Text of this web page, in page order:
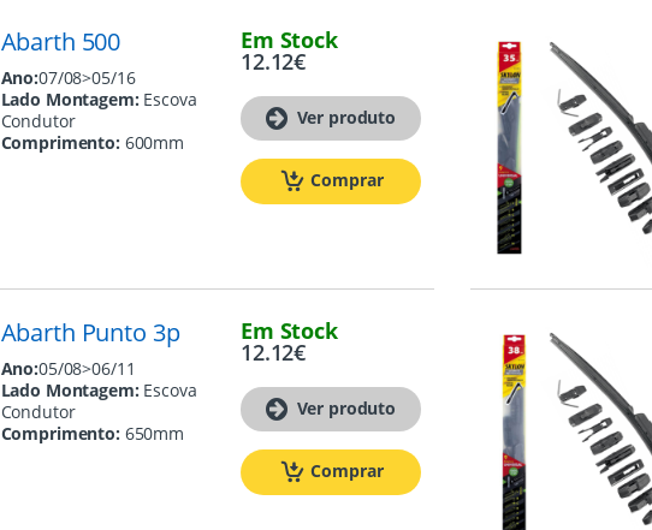
Abarth 500
Ano:07/08>05/16
Lado Montagem: Escova
Condutor
Comprimento: 600mm
Em Stock
12.12€
Ver produto
Comprar
Abarth Punto 3p
Ano:05/08>06/11
Lado Montagem: Escova
Condutor
Comprimento: 650mm
Em Stock
12.12€
Ver produto
Comprar